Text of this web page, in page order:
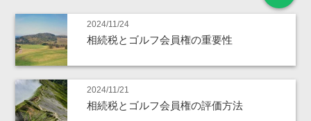
2024/11/24
相続税とゴルフ会員権の重要性
2024/11/21
相続税とゴルフ会員権の評価方法